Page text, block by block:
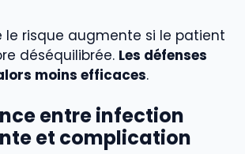
le risque augmente si le patient
déséquilibrée. Les défenses
moins efficaces.
entre infection
et complication